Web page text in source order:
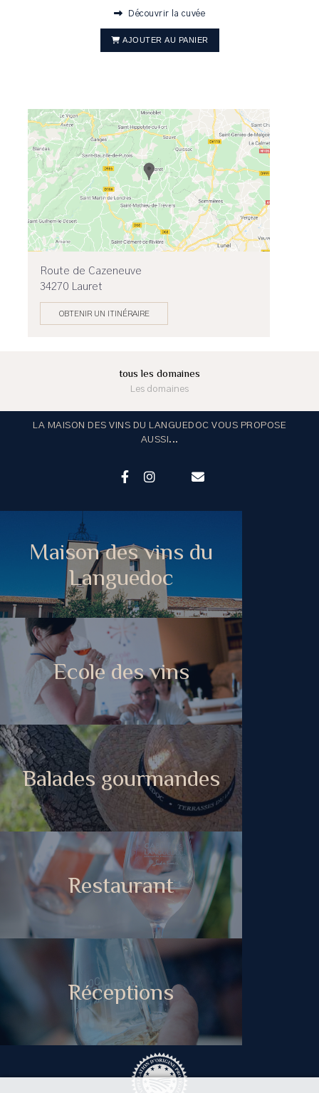
Découvrir la cuvée
AJOUTER AU PANIER
Route de Cazeneuve
34270 Lauret
OBTENIR UN ITINÉRAIRE
tous les domaines
Les domaines
LA MAISON DES VINS DU LANGUEDOC VOUS PROPOSE
AUSSI...
Maison des vins du
Languedoc
Ecole des vins
Balades gourmandes
Restaurant
Réceptions